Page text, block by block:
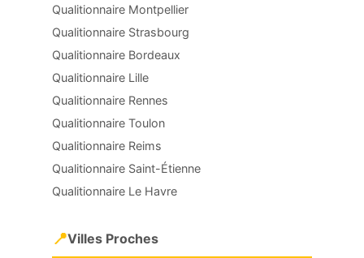
Qualitionnaire Montpellier
Qualitionnaire Strasbourg
Qualitionnaire Bordeaux
Qualitionnaire Lille
Qualitionnaire Rennes
Qualitionnaire Toulon
Qualitionnaire Reims
Qualitionnaire Saint-Étienne
Qualitionnaire Le Havre
📍Villes Proches